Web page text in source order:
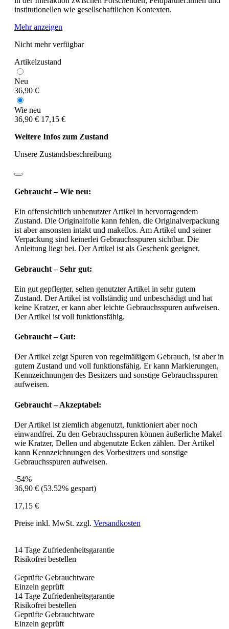
institutionellen wie gesellschaftlichen Kontexten.
Mehr anzeigen
Nicht mehr verfügbar
Artikelzustand
Neu
36,90 €
Wie neu
36,90 € 17,15 €
Weitere Infos zum Zustand
Unsere Zustandsbeschreibung
Gebraucht – Wie neu:
Ein offensichtlich unbenutzter Artikel in hervorragendem
Zustand. Die Originalfolie kann fehlen, die Originalverpackung
ist aber ansonsten intakt und makellos. Am Artikel und seiner
Verpackung sind keinerlei Gebrauchsspuren sichtbar. Die
Anleitung liegt bei. Der Artikel ist als Geschenk geeignet.
Gebraucht – Sehr gut:
Ein gut gepflegter, selten genutzter Artikel in sehr gutem
Zustand. Der Artikel ist vollständig und unbeschädigt und hat
keine Kratzer, er kann aber leichte Gebrauchsspuren aufweisen.
Der Artikel ist voll funktionsfähig.
Gebraucht – Gut:
Der Artikel zeigt Spuren von regelmäßigem Gebrauch, ist aber in
gutem Zustand und voll funktionsfähig. Er kann Markierungen,
Kennzeichnungen des Besitzers und sonstige Gebrauchsspuren
aufweisen.
Gebraucht – Akzeptabel:
Der Artikel ist ziemlich abgenutzt, funktioniert aber noch
einwandfrei. Zu den Gebrauchsspuren können äußerliche Makel
wie Kratzer, Dellen und abgenutzte Ecken zählen. Der Artikel
kann Kennzeichnungen des Vorbesitzers und sonstige
Gebrauchsspuren aufweisen.
-54%
36,90 € (53.52% gespart)
17,15 €
Preise inkl. MwSt. zzgl. Versandkosten
14 Tage Zufriedenheitsgarantie
Risikofrei bestellen
Geprüfte Gebrauchtware
Einzeln geprüft
14 Tage Zufriedenheitsgarantie
Risikofrei bestellen
Geprüfte Gebrauchtware
Einzeln geprüft